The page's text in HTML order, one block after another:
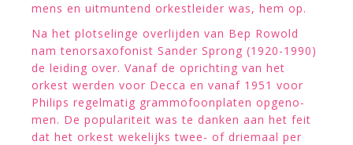
mens en uitmuntend orkestleider was, hem op.
Na het plotselinge overlijden van Bep Rowold
nam tenorsaxofonist Sander Sprong (1920-1990)
de leiding over. Vanaf de oprichting van het
orkest werden voor Decca en vanaf 1951 voor
Philips regelmatig grammofoonplaten opgeno-
men. De populariteit was te danken aan het feit
dat het orkest wekelijks twee- of driemaal per